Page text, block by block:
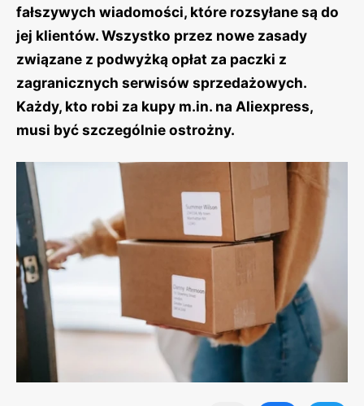
fałszywych wiadomości, które rozsyłane są do
jej klientów. Wszystko przez nowe zasady
związane z podwyżką opłat za paczki z
zagranicznych serwisów sprzedażowych.
Każdy, kto robi za kupy m.in. na Aliexpress,
musi być szczególnie ostrożny.